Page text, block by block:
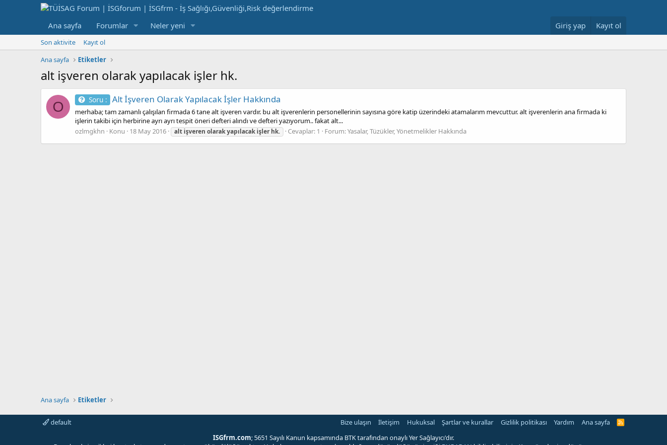
Ana sayfa Forumlar Neler yeni Giriş yap Kayıt ol
Son aktivite
Kayıt ol
Ana sayfa
Etiketler
alt işveren olarak yapılacak işler hk.
O Soru : Alt İşveren Olarak Yapılacak İşler Hakkında
merhaba; tam zamanlı çalışılan firmada 6 tane alt işveren vardır. bu alt işverenlerin personellerinin sayısına göre katip üzerindeki atamalarım mevcuttur. alt işverenlerin ana firmada ki
işlerin takibi için herbirine ayrı ayrı tespit öneri defteri alındı ve defteri yazıyorum.. fakat alt...
ozlmgkhn
Konu 18 May 2016 alt işveren olarakyapılacak işler hk. Cevaplar: 1 Forum:Yasalar, Tüzükler, Yönetmelikler Hakkında
Ana sayfa Etiketler
default Bize ulaşın İletişim Hukuksal Şartlar ve kurallar Gizlilik politikası Yardım Ana sayfa
R
ISGfrm.com; 5651 Sayılı Kanun kapsamında BTK tarafından onaylı Yer Sağlayıcı'dır.